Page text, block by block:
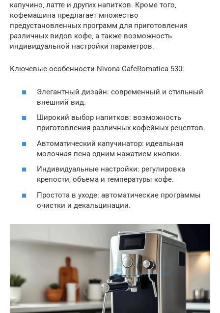
капучино‚ латте и других напитков. Кроме того‚
кофемашина предлагает множество
предустановленных программ для приготовления
различных видов кофе‚ а также возможность
индивидуальной настройки параметров.
Ключевые особенности Nivona CafeRomatica 530:
Элегантный дизайн: современный и стильный
внешний вид.
Широкий выбор напитков: возможность
приготовления различных кофейных рецептов.
Автоматический капучинатор: идеальная
молочная пена одним нажатием кнопки.
Индивидуальные настройки: регулировка
крепости‚ объема и температуры кофе.
Простота в уходе: автоматические программы
очистки и декальцинации.